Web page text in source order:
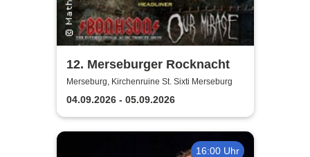
12. Merseburger Rocknacht
Merseburg, Kirchenruine St. Sixti Merseburg
04.09.2026 - 05.09.2026
16:00 Uhr